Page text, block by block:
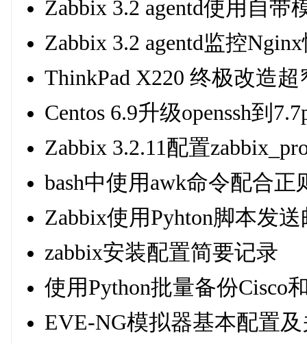
Zabbix 3.2 agentd使用自
Zabbix 3.2 agentd监控
ThinkPad X220 终极改造
Centos 6.9升级openssh到
Zabbix 3.2.11配置
bash中使用awk命令配合
Zabbix使用Pyhton脚本发
zabbix安装配置简要记录
使用Python批量备份Cisco
EVE-NG模拟器基本配置及